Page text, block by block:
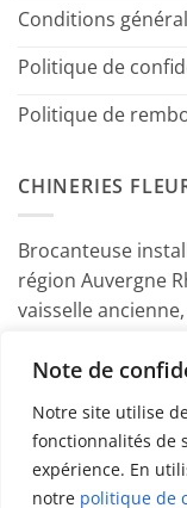
Note de
Notre site utilise
fonctionnalités de
expérience. En
notre politique de
Conditions
Politique de
Politique de
CHINERIES
Brocanteuse
région Auvergne
vaisselle
Marine